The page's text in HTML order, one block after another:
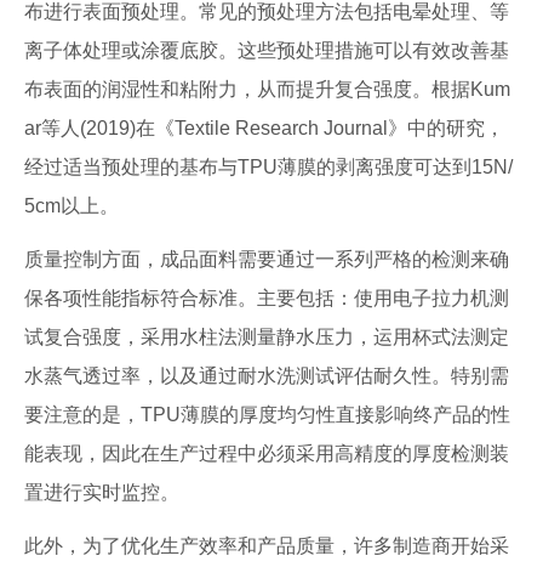
布进行表面预处理。常见的预处理方法包括电晕处理、等
离子体处理或涂覆底胶。这些预处理措施可以有效改善基
布表面的润湿性和粘附力，从而提升复合强度。根据Kum
ar等人(2019)在《Textile Research Journal》中的研究，
经过适当预处理的基布与TPU薄膜的剥离强度可达到15N/
5cm以上。
质量控制方面，成品面料需要通过一系列严格的检测来确
保各项性能指标符合标准。主要包括：使用电子拉力机测
试复合强度，采用水柱法测量静水压力，运用杯式法测定
水蒸气透过率，以及通过耐水洗测试评估耐久性。特别需
要注意的是，TPU薄膜的厚度均匀性直接影响终产品的性
能表现，因此在生产过程中必须采用高精度的厚度检测装
置进行实时监控。
此外，为了优化生产效率和产品质量，许多制造商开始采